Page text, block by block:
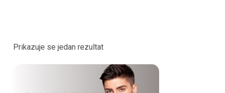
Prikazuje se jedan rezultat